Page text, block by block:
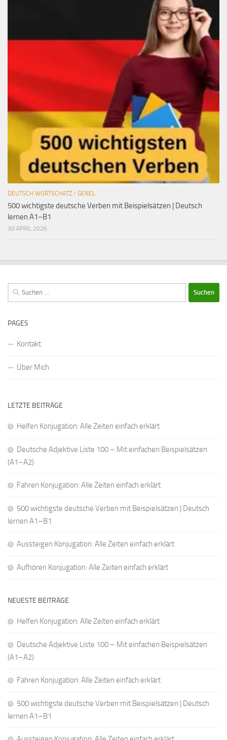
DEUTSCH WORTSCHATZ / GENEL
500 wichtigste deutsche Verben mit Beispielsätzen | Deutsch
lernen A1–B1
30 APRIL 2026
Suchen
nach:
PAGES
Kontakt
Über Mich
LETZTE BEITRÄGE
Helfen Konjugation: Alle Zeiten einfach erklärt
Deutsche Adjektive Liste 100 – Mit einfachen Beispielsätzen
(A1–A2)
Fahren Konjugation: Alle Zeiten einfach erklärt
500 wichtigste deutsche Verben mit Beispielsätzen | Deutsch
lernen A1–B1
Aussteigen Konjugation: Alle Zeiten einfach erklärt
Aufhören Konjugation: Alle Zeiten einfach erklärt
NEUESTE BEITRÄGE
Helfen Konjugation: Alle Zeiten einfach erklärt
Deutsche Adjektive Liste 100 – Mit einfachen Beispielsätzen
(A1–A2)
Fahren Konjugation: Alle Zeiten einfach erklärt
500 wichtigste deutsche Verben mit Beispielsätzen | Deutsch
lernen A1–B1